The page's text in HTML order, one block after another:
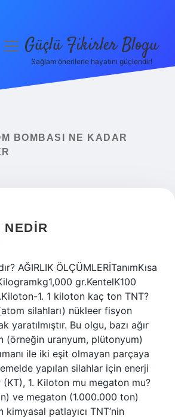
menüyüGüçlü Fikirler Blogu
Sağlam önerilerle hayatını güçlendir!
BOMBASI NE KADAR
AĞIRLIK ÖLÇÜMLERİTanımKısa
gr.KentelK100
1. 1 kiloton kaç ton TNT?
silahları) nükleer fisyon
yaratılmıştır. Bu olgu, bazı ağır
(örneğin uranyum, plütonyum)
ile iki eşit olmayan parçaya
yapılan silahlar için enerji
(KT), 1. Kiloton mu megaton mu?
ve megaton (1.000.000 ton)
kimyasal patlayıcı TNT’nin